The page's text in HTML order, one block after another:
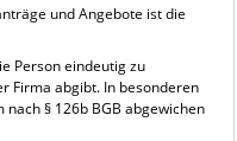
und Angebote ist die
Person eindeutig zu
Firma abgibt. In besonderen
§ 126b BGB abgewichen